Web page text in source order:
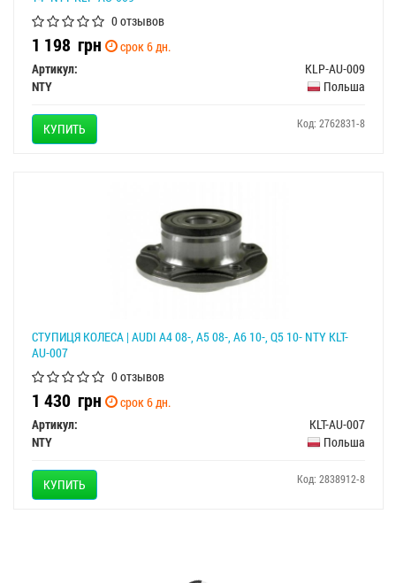
0 отзывов
1 198 грн
срок 6 дн.
Артикул:
KLP-AU-009
NTY
Польша
КУПИТЬ Код: 2762831-8
СТУПИЦЯ КОЛЕСА | AUDI A4 08-, A5 08-, A6 10-, Q5 10- NTY KLT-
AU-007
0 отзывов
1 430 грн
срок 6 дн.
Артикул:
KLT-AU-007
NTY
Польша
КУПИТЬ Код: 2838912-8